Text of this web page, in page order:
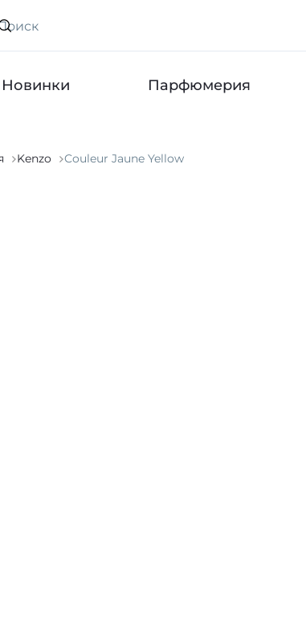
Новинки Парфюмерия
Kenzo Couleur Jaune Yellow